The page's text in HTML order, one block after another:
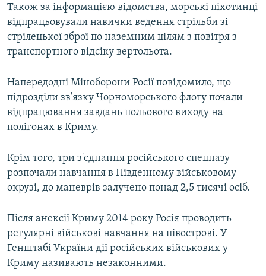
Також за інформацією відомства, морські піхотинці
відпрацьовували навички ведення стрільби зі
стрілецької зброї по наземним цілям з повітря з
транспортного відсіку вертольота.
Напередодні Міноборони Росії повідомило, що
підрозділи зв'язку Чорноморського флоту почали
відпрацювання завдань польового виходу на
полігонах в Криму.
Крім того, три з'єднання російського спецназу
розпочали навчання в Південному військовому
окрузі, до маневрів залучено понад 2,5 тисячі осіб.
Після анексії Криму 2014 року Росія проводить
регулярні військові навчання на півострові. У
Генштабі України дії російських військових у
Криму називають незаконними.